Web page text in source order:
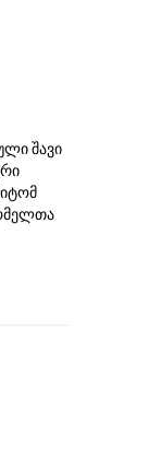
შავი